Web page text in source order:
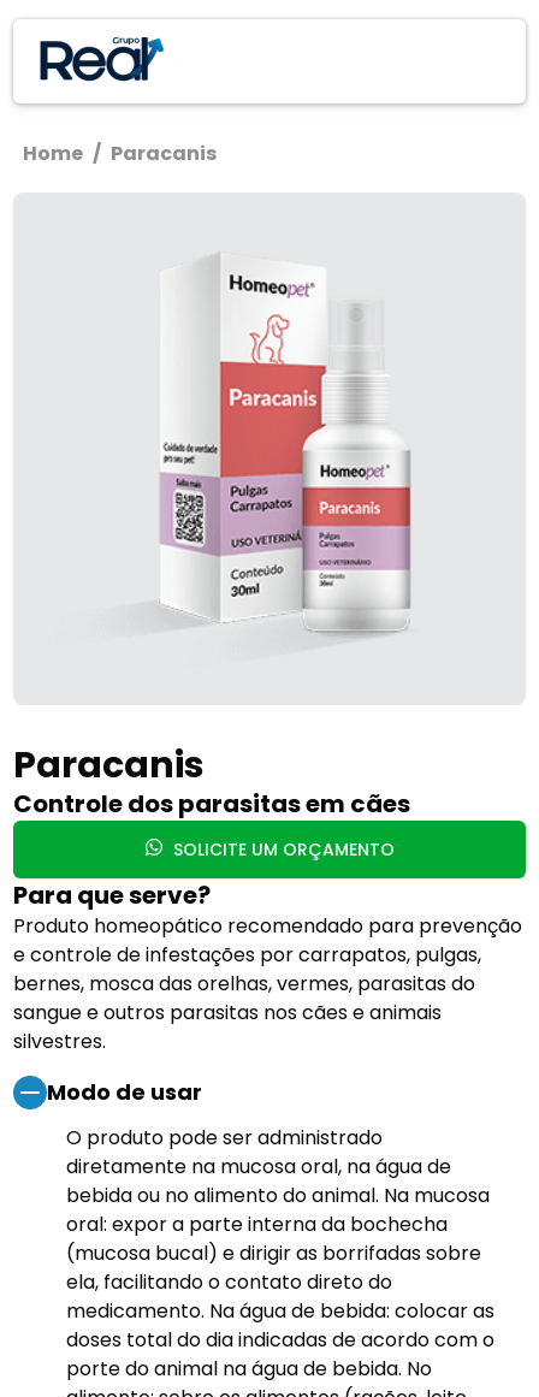
Home / Paracanis
Paracanis
Controle dos parasitas em cães
SOLICITE UM ORÇAMENTO
Para que serve?
Produto homeopático recomendado para prevenção
e controle de infestações por carrapatos, pulgas,
bernes, mosca das orelhas, vermes, parasitas do
sangue e outros parasitas nos cães e animais
silvestres.
Modo de usar
O produto pode ser administrado
diretamente na mucosa oral, na água de
bebida ou no alimento do animal. Na mucosa
oral: expor a parte interna da bochecha
(mucosa bucal) e dirigir as borrifadas sobre
ela, facilitando o contato direto do
medicamento. Na água de bebida: colocar as
doses total do dia indicadas de acordo com o
porte do animal na água de bebida. No